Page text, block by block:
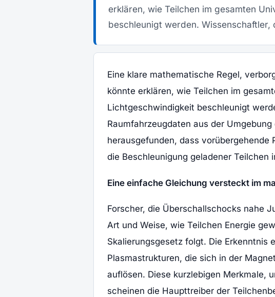
erklären, wie Teilchen im gesamten
beschleunigt werden.
Eine klare mathematische Regel,
könnte erklären, wie Teilchen im
Lichtgeschwindigkeit beschleunigt
Raumfahrzeugdaten aus der
herausgefunden, dass
die Beschleunigung geladener Teilchen
Eine einfache Gleichung versteckt im
Forscher, die Überschallschocks nahe
Art und Weise, wie Teilchen Energie
Skalierungsgesetz folgt. Die Erkenntnis
Plasmastrukturen, die sich in der
auflösen. Diese kurzlebigen Merkmale,
scheinen die Haupttreiber der